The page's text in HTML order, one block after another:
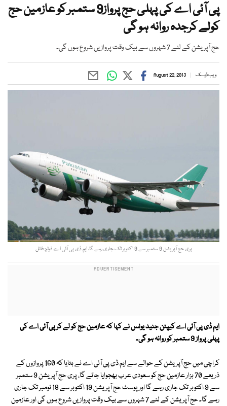
پی آئی اے کی پہلی حج پرواز9 ستمبر کو عازمین حج
کولے کرجدہ روانہ ہو گی
حج آپریشن کے لئے 7 شہروں سے بیک وقت پروازیں شروع ہوں گی۔
ویب ڈیسک August 22, 2013
پری حج آپریشن 9 ستمبر سے 9 اکتوبر تک جاری رہے گا، ایم ڈی پی آئی اے فوٹو: فائل
ایم ڈی پی آئی اے کیپٹن جنید یونس نے کہا کہ عازمین حج کو لے کر پی آئی اے کی
پہلی پرواز 9 ستمبر کو روانہ ہو گی۔
کراچی میں حج آپریشن کے حوالے سے ایم ڈی پی آئی اے نے بتایا کہ 160 پروازوں کے
ذریعے 70 ہزار عازمین حج کو سعودی عرب بھجوایا جائے گا، پری حج آپریشن 9 ستمبر
سے 9 اکتوبر تک جاری رہے گا اور پوسٹ حج آپریشن 19 اکتوبر سے 18 نومبر تک جاری
رہے گا۔ حج آپریشن کے لئے 7 شہروں سے بیک وقت پروازیں شروع ہوں گی اور عازمین